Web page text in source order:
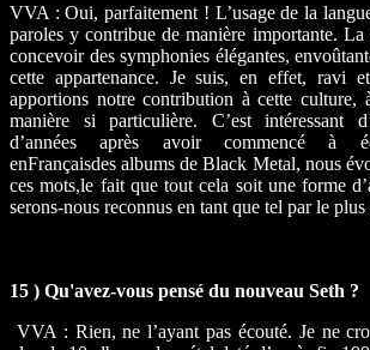
VVA : Oui, parfaitement ! L’usage de la
paroles y contribue de manière importante.
concevoir des symphonies élégantes,
cette appartenance. Je suis, en effet, ravi
apportions notre contribution à cette culture,
manière si particulière. C’est intéressant
d’années après avoir commencé à
enFrançaisdes albums de Black Metal, nous
ces mots,le fait que tout cela soit une forme
serons-nous reconnus en tant que tel par le
15 ) Qu'avez-vous pensé du nouveau Seth ?
VVA : Rien, ne l’ayant pas écouté. Je ne